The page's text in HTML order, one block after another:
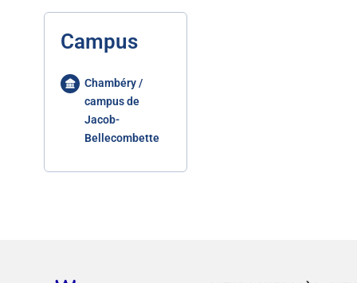
Campus
Chambéry /
campus de
Jacob-
Bellecombette